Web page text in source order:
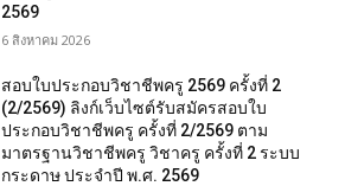
2569
6 สิงหาคม 2026
สอบใบประกอบวิชาชีพครู 2569 ครั้งที่ 2
(2/2569) ลิงก์เว็บไซต์รับสมัครสอบใบ
ประกอบวิชาชีพครู ครั้งที่ 2/2569 ตาม
มาตรฐานวิชาชีพครู วิชาครู ครั้งที่ 2 ระบบ
กระดาษ ประจำปี พ.ศ. 2569